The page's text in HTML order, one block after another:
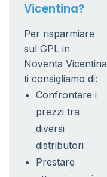
Vicentina?
Per risparmiare
sul GPL in
Noventa Vicentina
ti consigliamo di:
Confrontare i
prezzi tra
diversi
distributori
Prestare